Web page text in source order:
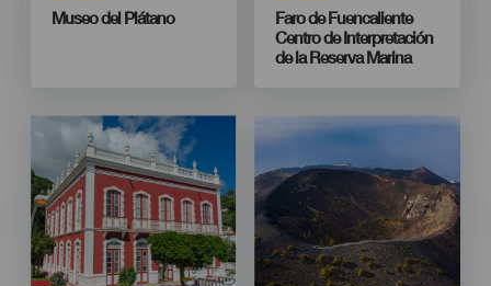
Titular
Museo del Plátano Titular
Faro de Fuencaliente
Centro de Interpretación
de la Reserva Marina
Imagen
Listado
Imagen
Listado